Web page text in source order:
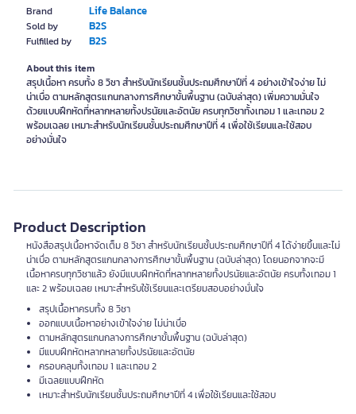
Brand Life Balance
Sold by B2S
Fulfilled by B2S
About this item
สรุปเนื้อหา ครบทั้ง 8 วิชา สำหรับนักเรียนชั้นประถมศึกษาปีที่ 4 อย่างเข้าใจง่าย ไม่
น่าเบื่อ ตามหลักสูตรแกนกลางการศึกษาขั้นพื้นฐาน (ฉบับล่าสุด) เพิ่มความมั่นใจ
ด้วยแบบฝึกหัดที่หลากหลายทั้งปรนัยและอัตนัย ครบทุกวิชาทั้งเทอม 1 และเทอม 2
พร้อมเฉลย เหมาะสำหรับนักเรียนชั้นประถมศึกษาปีที่ 4 เพื่อใช้เรียนและใช้สอบ
อย่างมั่นใจ
Product Description
หนังสือสรุปเนื้อหาจัดเต็ม 8 วิชา สำหรับนักเรียนชั้นประถมศึกษาปีที่ 4 ได้ง่ายขึ้นและไม่
น่าเบื่อ ตามหลักสูตรแกนกลางการศึกษาขั้นพื้นฐาน (ฉบับล่าสุด) โดยนอกจากจะมี
เนื้อหาครบทุกวิชาแล้ว ยังมีแบบฝึกหัดที่หลากหลายทั้งปรนัยและอัตนัย ครบทั้งเทอม 1
และ 2 พร้อมเฉลย เหมาะสำหรับใช้เรียนและเตรียมสอบอย่างมั่นใจ
สรุปเนื้อหาครบทั้ง 8 วิชา
ออกแบบเนื้อหาอย่างเข้าใจง่าย ไม่น่าเบื่อ
ตามหลักสูตรแกนกลางการศึกษาขั้นพื้นฐาน (ฉบับล่าสุด)
มีแบบฝึกหัดหลากหลายทั้งปรนัยและอัตนัย
ครอบคลุมทั้งเทอม 1 และเทอม 2
มีเฉลยแบบฝึกหัด
เหมาะสำหรับนักเรียนชั้นประถมศึกษาปีที่ 4 เพื่อใช้เรียนและใช้สอบ